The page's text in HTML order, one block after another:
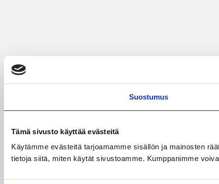
Suostumus
Tämä sivusto käyttää evästeitä
Käytämme evästeitä tarjoamamme sisällön ja mainosten
tietoja siitä, miten käytät sivustoamme. Kumppanimme